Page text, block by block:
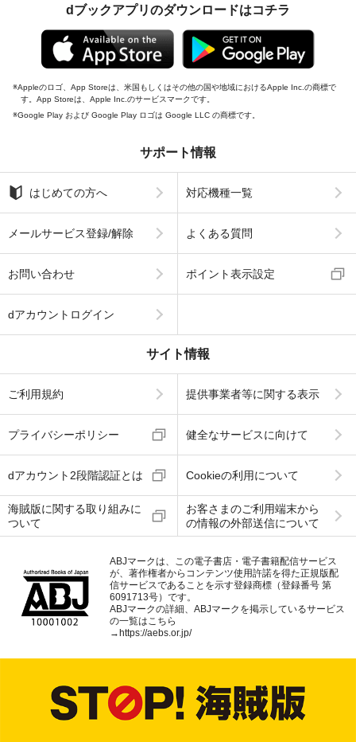
dブックアプリのダウンロードはコチラ
Appleのロゴ、App Storeは、米国もしくはその他の国や地域におけるApple Inc.の商標で
す。App Storeは、Apple Inc.のサービスマークです。
Google Play および Google Play ロゴは Google LLC の商標です。
サポート情報
はじめての方へ 対応機種一覧
メールサービス登録/解除 よくある質問
お問い合わせ ポイント表示設定
dアカウントログイン
サイト情報
ご利用規約 提供事業者等に関する表示
プライバシーポリシー 健全なサービスに向けて
dアカウント2段階認証とは Cookieの利用について
海賊版に関する取り組みに
ついて
お客さまのご利用端末から
の情報の外部送信について
ABJマークは、この電子書店・電子書籍配信サービス
が、著作権者からコンテンツ使用許諾を得た正規版配
信サービスであることを示す登録商標（登録番号 第
6091713号）です。
ABJマークの詳細、ABJマークを掲示しているサービス
の一覧はこちら
→ https://aebs.or.jp/